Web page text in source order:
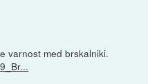
varnost med brskalniki.